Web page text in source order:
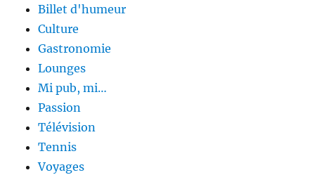
Billet d'humeur
Culture
Gastronomie
Lounges
Mi pub, mi…
Passion
Télévision
Tennis
Voyages